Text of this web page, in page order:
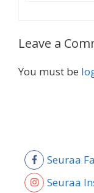
Leave a
You must be
Seuraa
Seuraa